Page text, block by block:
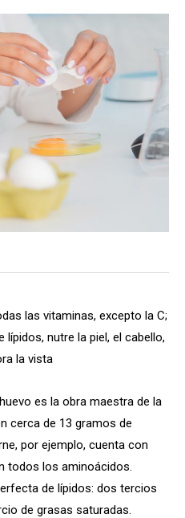
las vitaminas, excepto la C;
nutre la piel, el cabello,
la vista
es la obra maestra de la
cerca de 13 gramos de
por ejemplo, cuenta con
todos los aminoácidos.
de lípidos: dos tercios
de grasas saturadas.